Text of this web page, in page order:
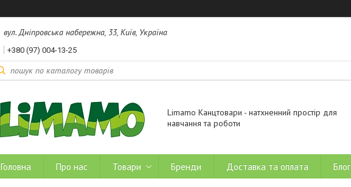
вул. Дніпровська набережна, 33, Київ, Україна
+380 (97) 004-13-25
Limamo Канцтовари - натхненний простір для
навчання та роботи
Головна Про нас Товари Бренди Доставка та оплата Блог